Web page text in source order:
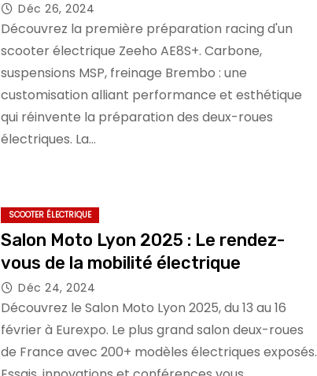
Déc 26, 2024
Découvrez la première préparation racing d'un
scooter électrique Zeeho AE8S+. Carbone,
suspensions MSP, freinage Brembo : une
customisation alliant performance et esthétique
qui réinvente la préparation des deux-roues
électriques. La…
SCOOTER ÉLECTRIQUE
Salon Moto Lyon 2025 : Le rendez-
vous de la mobilité électrique
Déc 24, 2024
Découvrez le Salon Moto Lyon 2025, du 13 au 16
février à Eurexpo. Le plus grand salon deux-roues
de France avec 200+ modèles électriques exposés.